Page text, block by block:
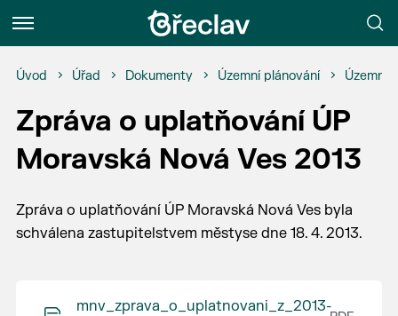
Menu
Úvod Úřad Dokumenty Územní plánování Územní
Zpráva o uplatňování ÚP
Moravská Nová Ves 2013
Zpráva o uplatňování ÚP Moravská Nová Ves byla
schválena zastupitelstvem městyse dne 18. 4. 2013.
mnv_zprava_o_uplatnovani_z_2013-